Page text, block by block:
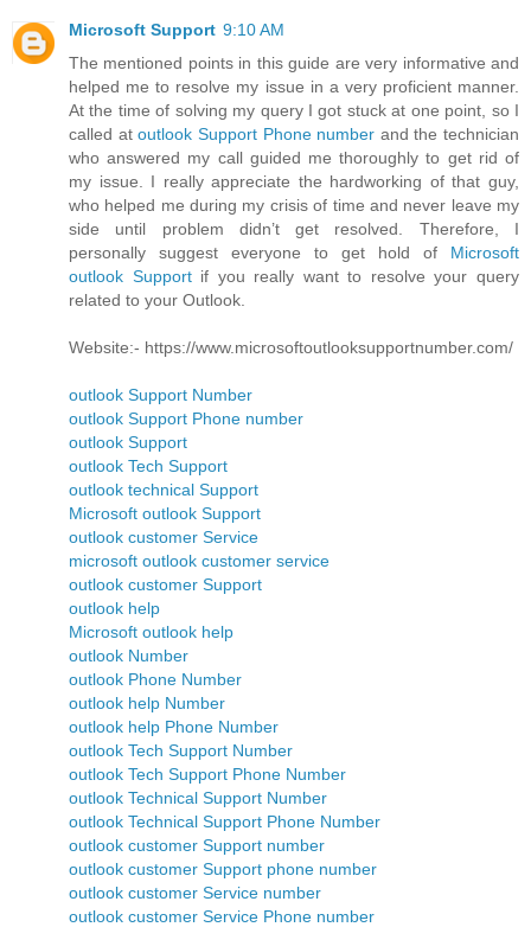
Microsoft Support 9:10 AM
The mentioned points in this guide are very informative and
helped me to resolve my issue in a very proficient manner.
At the time of solving my query I got stuck at one point, so I
called atoutlook Support Phone number and the technician
who answered my call guided me thoroughly to get rid of
my issue. I really appreciate the hardworking of that guy,
who helped me during my crisis of time and never leave my
side until problem didn’t get resolved. Therefore, I
personally suggest everyone to get hold of Microsoft
outlook Supportif you really want to resolve your query
related to your Outlook.
Website:- https://www.microsoftoutlooksupportnumber.com/
outlook Support Number
outlook Support Phone number
outlook Support
outlook Tech Support
outlook technical Support
Microsoft outlook Support
outlook customer Service
microsoft outlook customer service
outlook customer Support
outlook help
Microsoft outlook help
outlook Number
outlook Phone Number
outlook help Number
outlook help Phone Number
outlook Tech Support Number
outlook Tech Support Phone Number
outlook Technical Support Number
outlook Technical Support Phone Number
outlook customer Support number
outlook customer Support phone number
outlook customer Service number
outlook customer Service Phone number